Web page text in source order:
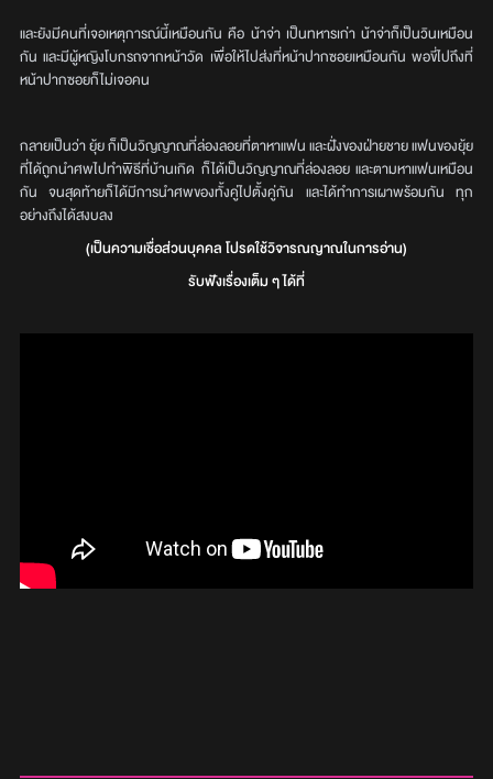
และยังมีคนที่เจอเหตุการณ์นี้เหมือนกัน คือ น้าจ่า เป็นทหารเก่า น้าจ่าก็เป็นวินเหมือน
กัน และมีผู้หญิงโบกรถจากหน้าวัด เพื่อให้ไปส่งที่หน้าปากซอยเหมือนกัน พอขี่ไปถึงที่
หน้าปากซอยก็ไม่เจอคน
กลายเป็นว่า ยุ้ย ก็เป็นวิญญาณที่ล่องลอยที่ตาหาแฟน และฝั่งของฝ่ายชาย แฟนของยุ้ย
ที่ได้ถูกนำศพไปทำพิธีที่บ้านเกิด ก็ได้เป็นวิญญาณที่ล่องลอย และตามหาแฟนเหมือน
กัน จนสุดท้ายก็ได้มีการนำศพของทั้งคู่ไปตั้งคู่กัน และได้ทำการเผาพร้อมกัน ทุก
อย่างถึงได้สงบลง
(เป็นความเชื่อส่วนบุคคล โปรดใช้วิจารณญาณในการอ่าน)
รับฟังเรื่องเต็ม ๆ ได้ที่